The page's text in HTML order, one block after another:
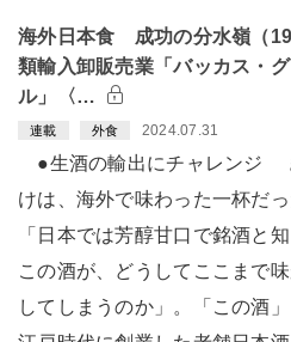
海外日本食 成功の分水嶺（
類輸入卸販売業「バッカス・
ル」〈…
連載 外食 2024.07.31
●生酒の輸出にチャレンジ
けは、海外で味わった一杯だっ
「日本では芳醇甘口で銘酒と
この酒が、どうしてここまで
してしまうのか」。「この酒」